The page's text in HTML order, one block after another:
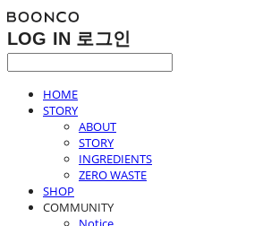
LOG IN 로그인
HOME
STORY
ABOUT
STORY
INGREDIENTS
ZERO WASTE
SHOP
COMMUNITY